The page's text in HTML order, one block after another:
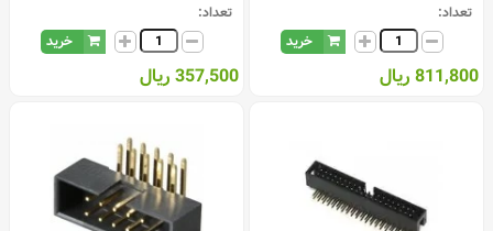
تعداد:
خرید
811,800 ریال
تعداد:
خرید
357,500 ریال